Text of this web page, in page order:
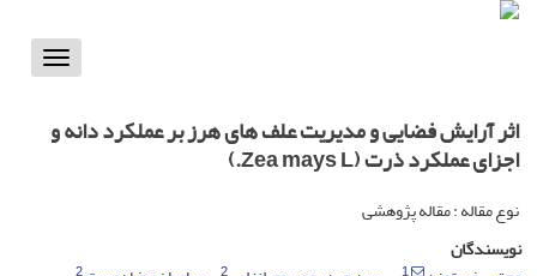
Toggle
اثر آرایش فضایی و مدیریت علف های هرز بر عملکرد دانه و
اجزای عملکرد ذرت (Zea mays L.)
نوع مقاله : مقاله پژوهشی
نویسندگان